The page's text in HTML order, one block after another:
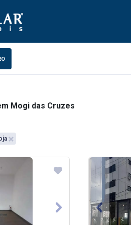
Mogi das Cruzes
Next Previous